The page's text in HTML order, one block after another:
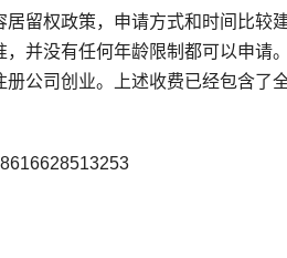
居留权政策，申请方式和时间比
并没有任何年龄限制都可以申请
公司创业。上述收费已经包含了